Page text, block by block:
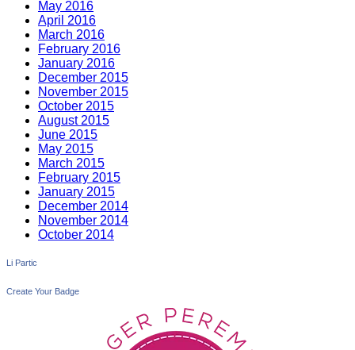
May 2016
April 2016
March 2016
February 2016
January 2016
December 2015
November 2015
October 2015
August 2015
June 2015
May 2015
March 2015
February 2015
January 2015
December 2014
November 2014
October 2014
Li Partic
Create Your Badge